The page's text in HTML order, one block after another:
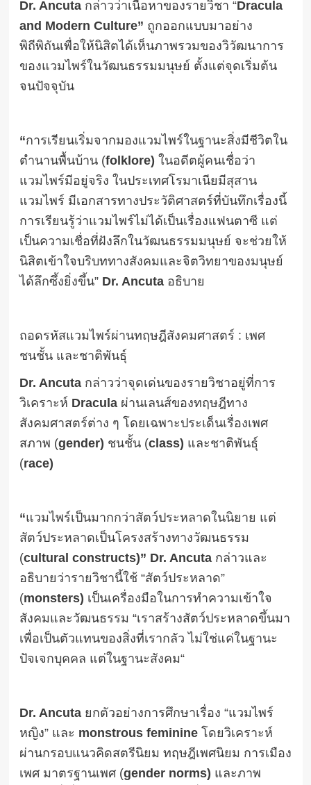
Dr. Ancuta กล่าวว่าเนื้อหาของรายวิชา “Dracula
and Modern Culture” ถูกออกแบบมาอย่าง
พิถีพิถันเพื่อให้นิสิตได้เห็นภาพรวมของวิวัฒนาการ
ของแวมไพร์ในวัฒนธรรมมนุษย์ ตั้งแต่จุดเริ่มต้น
จนปัจจุบัน
“การเรียนเริ่มจากมองแวมไพร์ในฐานะสิ่งมีชีวิตใน
ตำนานพื้นบ้าน (folklore) ในอดีตผู้คนเชื่อว่า
แวมไพร์มีอยู่จริง ในประเทศโรมาเนียมีสุสาน
แวมไพร์ มีเอกสารทางประวัติศาสตร์ที่บันทึกเรื่องนี้
การเรียนรู้ว่าแวมไพร์ไม่ได้เป็นเรื่องแฟนตาซี แต่
เป็นความเชื่อที่ฝังลึกในวัฒนธรรมมนุษย์ จะช่วยให้
นิสิตเข้าใจบริบททางสังคมและจิตวิทยาของมนุษย์
ได้ลึกซึ้งยิ่งขึ้น” Dr. Ancuta อธิบาย
ถอดรหัสแวมไพร์ผ่านทฤษฎีสังคมศาสตร์ : เพศ
ชนชั้น และชาติพันธุ์
Dr. Ancuta กล่าวว่าจุดเด่นของรายวิชาอยู่ที่การ
วิเคราะห์ Dracula ผ่านเลนส์ของทฤษฎีทาง
สังคมศาสตร์ต่าง ๆ โดยเฉพาะประเด็นเรื่องเพศ
สภาพ (gender) ชนชั้น (class) และชาติพันธุ์
(race)
“แวมไพร์เป็นมากกว่าสัตว์ประหลาดในนิยาย แต่
สัตว์ประหลาดเป็นโครงสร้างทางวัฒนธรรม
(cultural constructs)” Dr. Ancuta กล่าวและ
อธิบายว่ารายวิชานี้ใช้ “สัตว์ประหลาด”
(monsters) เป็นเครื่องมือในการทำความเข้าใจ
สังคมและวัฒนธรรม “เราสร้างสัตว์ประหลาดขึ้นมา
เพื่อเป็นตัวแทนของสิ่งที่เรากลัว ไม่ใช่แค่ในฐานะ
ปัจเจกบุคคล แต่ในฐานะสังคม“
Dr. Ancuta ยกตัวอย่างการศึกษาเรื่อง “แวมไพร์
หญิง” และ monstrous feminine โดยวิเคราะห์
ผ่านกรอบแนวคิดสตรีนิยม ทฤษฎีเพศนิยม การเมือง
เพศ มาตรฐานเพศ (gender norms) และภาพ